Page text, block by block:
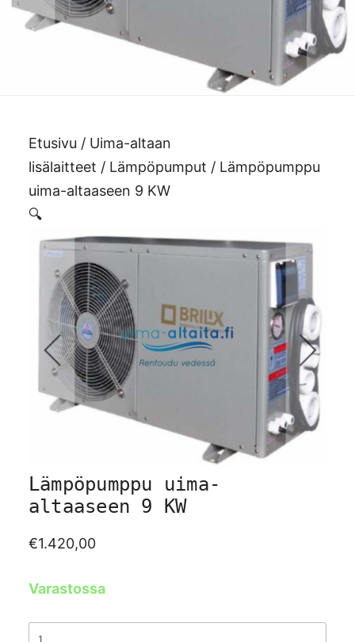
Etusivu / Uima-altaan
lisälaitteet / Lämpöpumput / Lämpöpumppu
uima-altaaseen 9 KW
🔍
Lämpöpumppu uima-
altaaseen 9 KW
€1.420,00
Varastossa
Lämpöpumppu